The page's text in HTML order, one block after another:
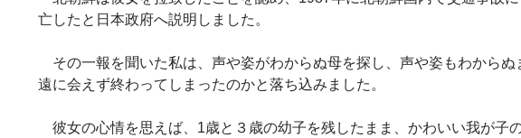
亡したと日本政府へ説明しました。
その一報を聞いた私は、声や姿がわからぬ母を探し、声や姿もわからぬ
遠に会えず終わってしまったのかと落ち込みました。
彼女の心情を思えば、1歳と３歳の幼子を残したまま、かわいい我が子